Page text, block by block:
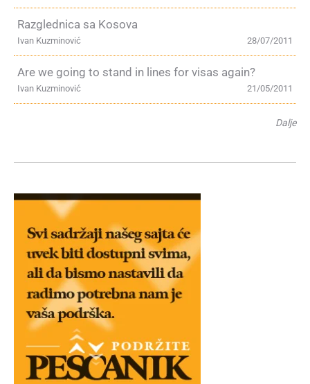
Razglednica sa Kosova
28/07/2011
Ivan Kuzminović
Are we going to stand in lines for visas again?
21/05/2011
Ivan Kuzminović
Dalje